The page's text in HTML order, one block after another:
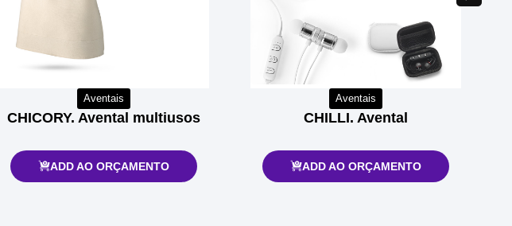
Aventais
CHICORY. Avental multiusos
ADD AO ORÇAMENTO
Aventais
CHILLI. Avental
ADD AO ORÇAMENTO